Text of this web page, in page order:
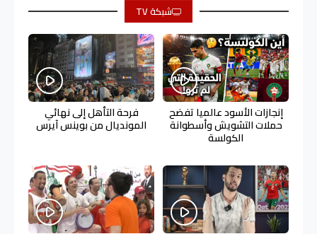
شبكة TV
إنجازات الأسود عالميا تفضح
حملات التشويش وأسطوانة
الكولسة
فرحة التأهل إلى نهائي
المونديال من بوينس آيرس